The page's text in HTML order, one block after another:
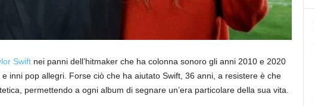
Swiftnei panni dell’hitmaker che ha colonna sonoro gli anni 2010 e 2020
inni pop allegri. Forse ciò che ha aiutato Swift, 36 anni, a resistere è che
permettendo a ogni album di segnare un’era particolare della sua vita.